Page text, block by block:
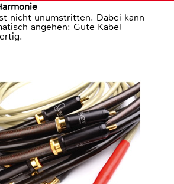
nicht unumstritten. Dabei kann
angehen: Gute Kabel